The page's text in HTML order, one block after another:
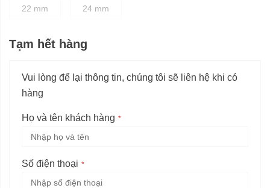
22 mm 24 mm
Tạm hết hàng
Vui lòng để lại thông tin, chúng tôi sẽ liên hệ khi có
hàng
Họ và tên khách hàng
Số điện thoại